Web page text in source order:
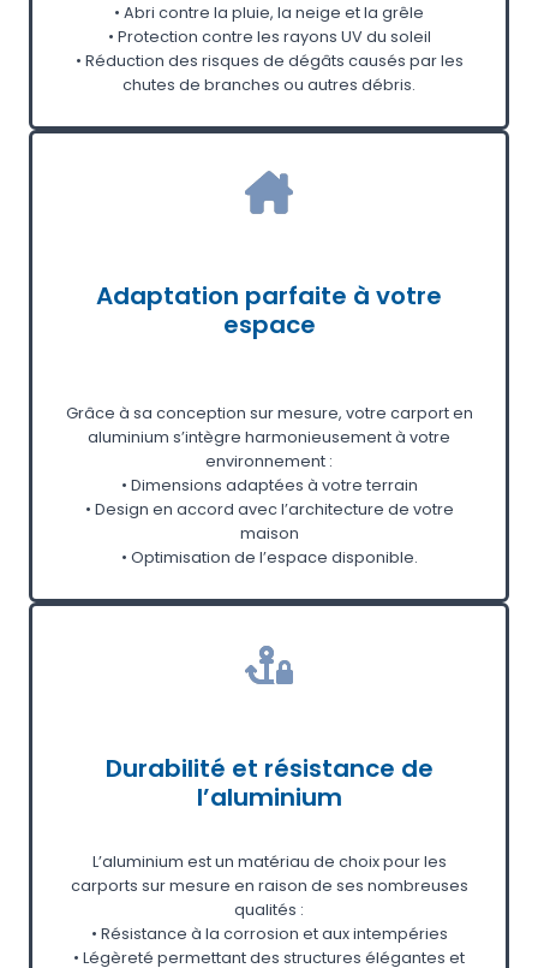
• Abri contre la pluie, la neige et la grêle
• Protection contre les rayons UV du soleil
• Réduction des risques de dégâts causés par les
chutes de branches ou autres débris.
Adaptation parfaite à votre
espace
Grâce à sa conception sur mesure, votre carport en
aluminium s’intègre harmonieusement à votre
environnement :
• Dimensions adaptées à votre terrain
• Design en accord avec l’architecture de votre
maison
• Optimisation de l’espace disponible.
Durabilité et résistance de
l’aluminium
L’aluminium est un matériau de choix pour les
carports sur mesure en raison de ses nombreuses
qualités :
• Résistance à la corrosion et aux intempéries
• Légèreté permettant des structures élégantes et